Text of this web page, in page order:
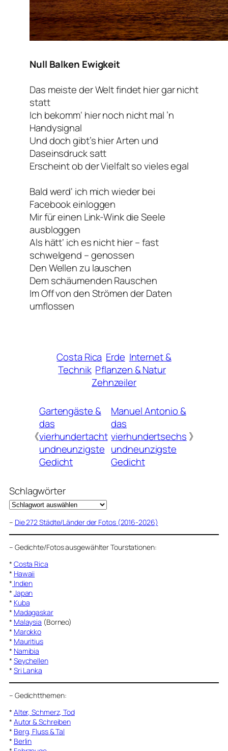
Null Balken Ewigkeit
Das meiste der Welt findet hier gar nicht
statt
Ich bekomm‘ hier noch nicht mal ’n
Handysignal
Und doch gibt’s hier Arten und
Daseinsdruck satt
Erscheint ob der Vielfalt so vieles egal
Bald werd‘ ich mich wieder bei
Facebook einloggen
Mir für einen Link-Wink die Seele
ausbloggen
Als hätt‘ ich es nicht hier – fast
schwelgend – genossen
Den Wellen zu lauschen
Dem schäumenden Rauschen
Im Off von den Strömen der Daten
umflossen
Costa Rica Erde Internet &
Technik Pflanzen & Natur
Zehnzeiler
《
Gartengäste &
das
vierhundertacht
undneunzigste
Gedicht
Manuel Antonio &
das
vierhundertsechs
undneunzigste
Gedicht
》
Schlagwörter
– Die 272 Städte/Länder der Fotos (2016-2026)
– Gedichte/Fotos ausgewählter Tourstationen:
* Costa Rica
* Hawaii
* Indien
* Japan
* Kuba
* Madagaskar
* Malaysia (Borneo)
* Marokko
* Mauritius
* Namibia
* Seychellen
* Sri Lanka
– Gedichtthemen:
* Alter, Schmerz, Tod
* Autor & Schreiben
* Berg, Fluss & Tal
* Berlin